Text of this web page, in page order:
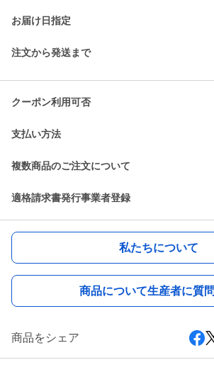
お届け日指定
注文から発送まで
クーポン利用可否
支払い方法
複数商品のご注文について
適格請求書発行事業者登録
私たちについて
商品について生産者に質
商品をシェア